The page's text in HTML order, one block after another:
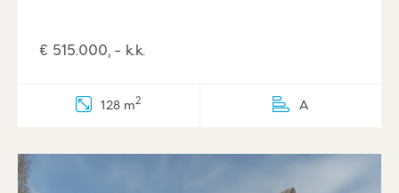
€ 515.000, - k.k.
128 m2 A